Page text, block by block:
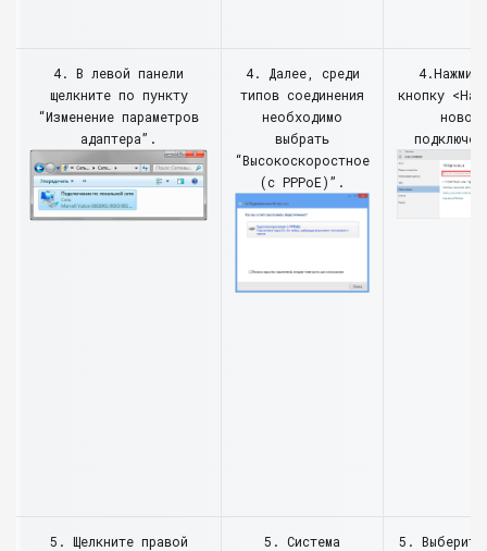
4. В левой панели
щелкните по пункту
“Изменение параметров
адаптера”.
4. Далее, среди
типов соединения
необходимо
выбрать
“Высокоскоростное
(с PPPoE)”.
кнопку
5. Щелкните правой
5. Система
5. Выберите